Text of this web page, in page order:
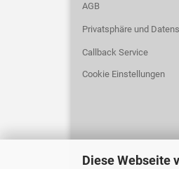
Diese Webseite
AGB
Privatsphäre und
Callback Service
Cookie Einstellungen